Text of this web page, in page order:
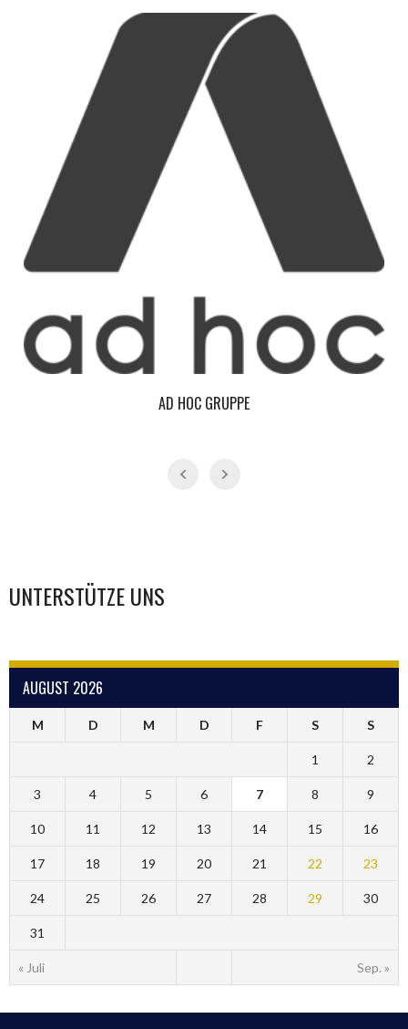
AD HOC GRUPPE
UNTERSTÜTZE UNS
AUGUST 2026
M D M D F S S
« Juli Sep. »
1 2
3 4 5 6 7 8 9
10 11 12 13 14 15 16
17 18 19 20 21 22 23
24 25 26 27 28 29 30
31